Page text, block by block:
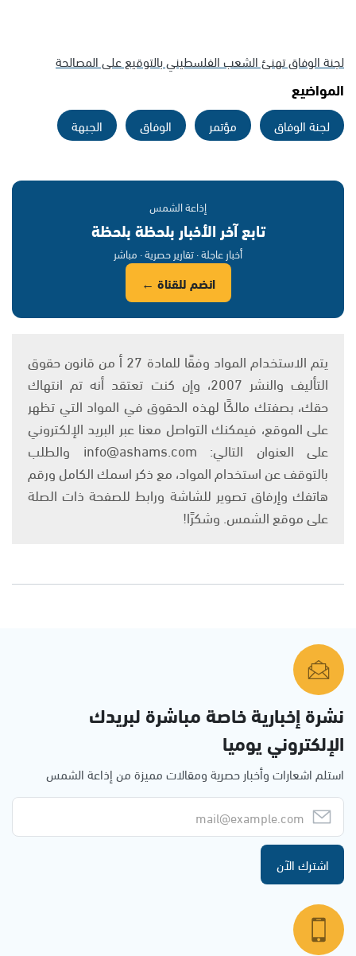
لجنة الوفاق تهنئ الشعب الفلسطيني بالتوقيع على المصالحة
المواضيع
لجنة الوفاق مؤتمر الوفاق الجبهة
إذاعة الشمس
تابع آخر الأخبار بلحظة بلحظة
أخبار عاجلة · تقارير حصرية · مباشر
انضم للقناة ←
يتم الاستخدام المواد وفقًا للمادة 27 أ من قانون حقوق
التأليف والنشر 2007، وإن كنت تعتقد أنه تم انتهاك
حقك، بصفتك مالكًا لهذه الحقوق في المواد التي تظهر
على الموقع، فيمكنك التواصل معنا عبر البريد الإلكتروني
على العنوان التالي: info@ashams.com والطلب
بالتوقف عن استخدام المواد، مع ذكر اسمك الكامل ورقم
هاتفك وإرفاق تصوير للشاشة ورابط للصفحة ذات الصلة
على موقع الشمس. وشكرًا!
نشرة إخبارية خاصة مباشرة لبريدك
الإلكتروني يوميا
استلم اشعارات وأخبار حصرية ومقالات مميزة من إذاعة الشمس
اشترك الآن